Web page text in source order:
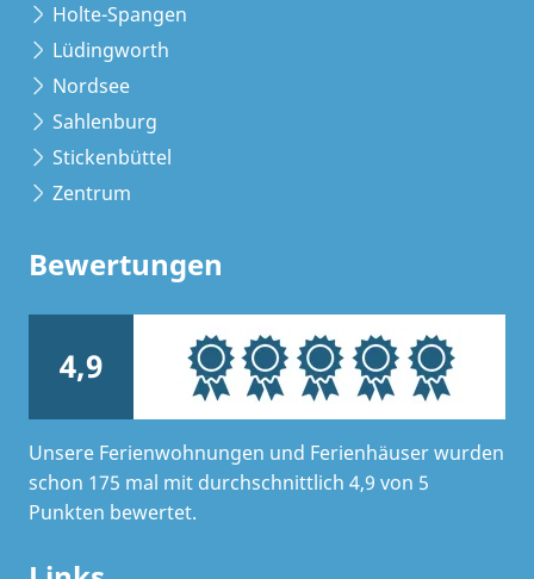
Holte-Spangen
Lüdingworth
Nordsee
Sahlenburg
Stickenbüttel
Zentrum
Bewertungen
4,9
Unsere Ferienwohnungen und Ferienhäuser wurden
schon 175 mal mit durchschnittlich 4,9 von 5
Punkten bewertet.